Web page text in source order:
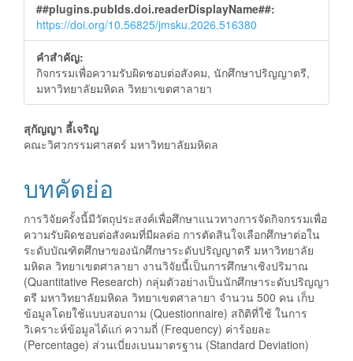
##plugins.pubIds.doi.readerDisplayName##:
https://doi.org/10.56825/jmsku.2026.516380
คำสำคัญ:
กิจกรรมเพื่อความรับผิดชอบต่อสังคม, นักศึกษาปริญญาตรี,
มหาวิทยาลัยมหิดล วิทยาเขตศาลายา
สุกัญญา ลี้เจริญ
คณะวิศวกรรมศาสตร์ มหาวิทยาลัยมหิดล
บทคัดย่อ
การวิจัยครั้งนี้มีวัตถุประสงค์เพื่อศึกษาแนวทางการจัดกิจกรรมเพื่อ
ความรับผิดชอบต่อสังคมที่มีผลต่อ การตัดสินใจเลือกศึกษาต่อใน
ระดับบัณฑิตศึกษาของนักศึกษาระดับปริญญาตรี มหาวิทยาลัย
มหิดล วิทยาเขตศาลายา งานวิจัยนี้เป็นการศึกษาเชิงปริมาณ
(Quantitative Research) กลุ่มตัวอย่างเป็นนักศึกษาระดับปริญญา
ตรี มหาวิทยาลัยมหิดล วิทยาเขตศาลายา จำนวน 500 คน เก็บ
ข้อมูลโดยใช้แบบสอบถาม (Questionnaire) สถิติที่ใช้ ในการ
วิเคราะห์ข้อมูลได้แก่ ความถี่ (Frequency) ค่าร้อยละ
(Percentage) ส่วนเบี่ยงเบนมาตรฐาน (Standard Deviation)